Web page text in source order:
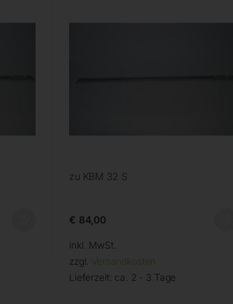
zu KBM 32 S
€ 84,00
inkl. MwSt.
zzgl. Versandkosten
Lieferzeit: ca. 2 - 3 Tage